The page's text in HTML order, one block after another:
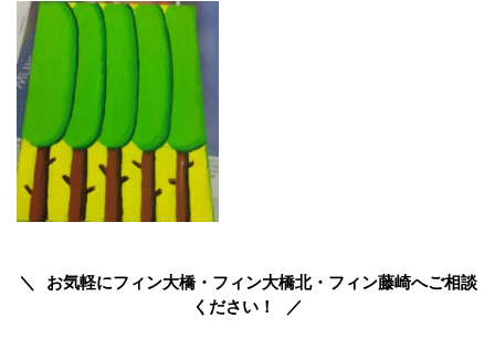
お気軽にフィン大橋・フィン大橋北・フィン藤崎へご相談
ください！